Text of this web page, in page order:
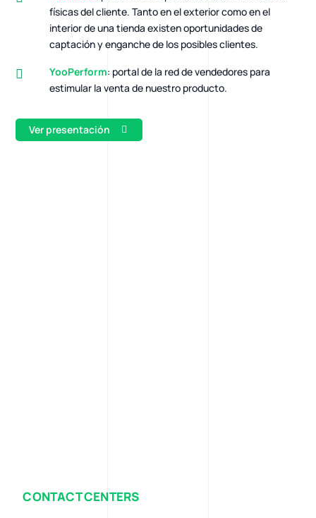
físicas del cliente. Tanto en el exterior como en el
interior de una tienda existen oportunidades de
captación y enganche de los posibles clientes.
YooPerform: portal de la red de vendedores para
estimular la venta de nuestro producto.
Ver presentación
CONTACT CENTERS